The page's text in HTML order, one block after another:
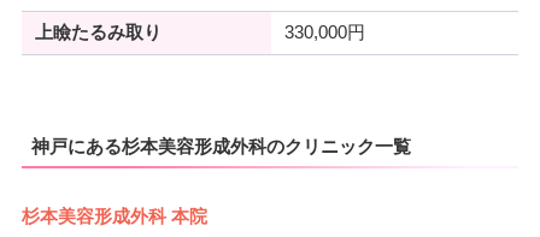
上瞼たるみ取り 330,000円
神戸にある杉本美容形成外科のクリニック一覧
杉本美容形成外科 本院